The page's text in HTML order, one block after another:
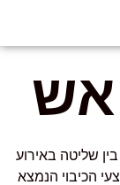
אש
שליטה באירוע
הכיבוי הנמצא